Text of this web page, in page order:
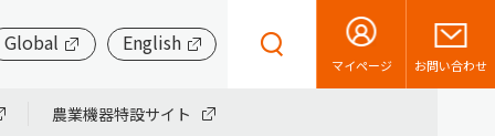
Global English
マイページ お問い合わせ
農業機器特設サイト